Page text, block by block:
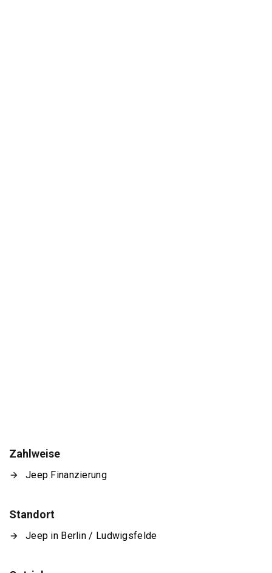
Zahlweise
Jeep Finanzierung
Standort
Jeep in Berlin / Ludwigsfelde